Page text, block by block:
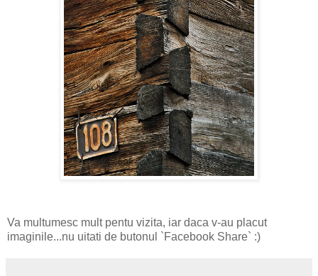
Va multumesc mult pentu vizita, iar daca v-au placut
imaginile...nu uitati de butonul `Facebook Share` :)